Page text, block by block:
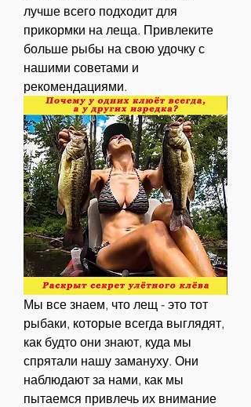
лучше всего подходит для
прикормки на леща. Привлеките
больше рыбы на свою удочку с
нашими советами и
рекомендациями.
Мы все знаем, что лещ - это тот
рыбаки, которые всегда выглядят,
как будто они знают, куда мы
спрятали нашу замануху. Они
наблюдают за нами, как мы
пытаемся привлечь их внимание